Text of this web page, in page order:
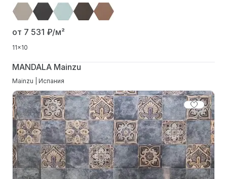
от 7 531 ₽/м²
11x10
MANDALA Mainzu
Mainzu | Испания